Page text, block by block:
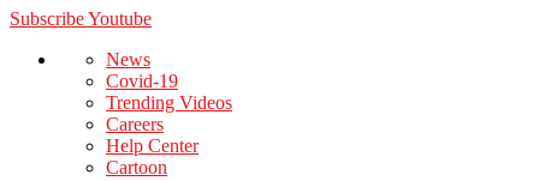
Subscribe Youtube
News
Covid-19
Trending Videos
Careers
Help Center
Cartoon